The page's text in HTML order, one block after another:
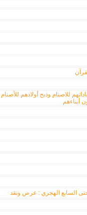
للاصنام وذبح أولادهم للأصنام
أبناءهم
السابع الهجري : عرض ونقد